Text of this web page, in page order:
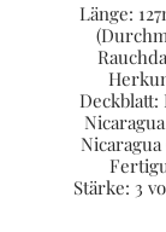
Länge:
Deckblatt:
Stärke: 3